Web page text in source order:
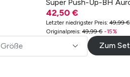
Super Push-Up-BH
42,50 €
Letzter niedrigster Preis: 49,99 €
Originalpreis: 49,99 € -15%
Größe Zum